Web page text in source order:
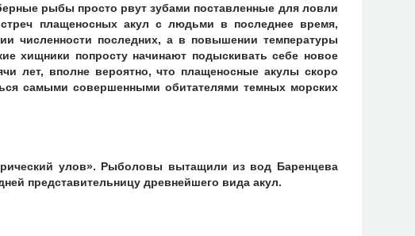
рыбы просто рвут зубами поставленные для ловли
плащеносных акул с людьми в последнее время,
численности последних, а в повышении температуры
хищники попросту начинают подыскивать себе новое
лет, вполне вероятно, что плащеносные акулы скоро
самыми совершенными обитателями темных морских
улов». Рыболовы вытащили из вод Баренцева
представительницу древнейшего вида акул.